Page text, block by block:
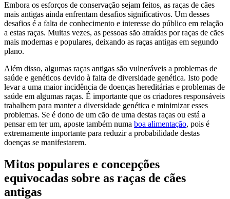
Embora os esforços de conservação sejam feitos, as raças de cães
mais antigas ainda enfrentam desafios significativos. Um desses
desafios é a falta de conhecimento e interesse do público em relação
a estas raças. Muitas vezes, as pessoas são atraídas por raças de cães
mais modernas e populares, deixando as raças antigas em segundo
plano.
Além disso, algumas raças antigas são vulneráveis a problemas de
saúde e genéticos devido à falta de diversidade genética. Isto pode
levar a uma maior incidência de doenças hereditárias e problemas de
saúde em algumas raças. É importante que os criadores responsáveis
trabalhem para manter a diversidade genética e minimizar esses
problemas. Se é dono de um cão de uma destas raças ou está a
pensar em ter um, aposte também numa boa alimentação, pois é
extremamente importante para reduzir a probabilidade destas
doenças se manifestarem.
Mitos populares e concepções
equivocadas sobre as raças de cães
antigas